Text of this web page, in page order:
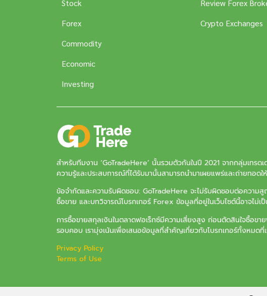
Stock
Forex
Commodity
Economic
Investing
Review Forex
Crypto Exchanges
สำหรับทีมงาน ‘GoTradeHere’ นั้นรวมตัวกันในปี 2021 จากกลุ่มเทร
ความรู้และประสบการณ์ที่ได้รับมานั้นสามารถนำมาเผยแพร่และถ่ายทอ
ข้อจำกัดและความรับผิดชอบ: GoTradeHere จะไม่รับผิดชอบต่อความ
ซื้อขาย และบทวิจารณ์โบรกเกอร์ Forex ข้อมูลที่อยู่ในเว็บไซต์นี้อาจไม่เ
การซื้อขายสกุลเงินในตลาดฟอเร็กซ์มีความเสี่ยงสูง ก่อนตัดสินใจซื้อข
รอบคอบ เรามุ่งเน้นเพื่อเสนอข้อมูลที่สำคัญเกี่ยวกับโบรกเกอร์ทั้งหมด
Privacy Policy
Terms of Use